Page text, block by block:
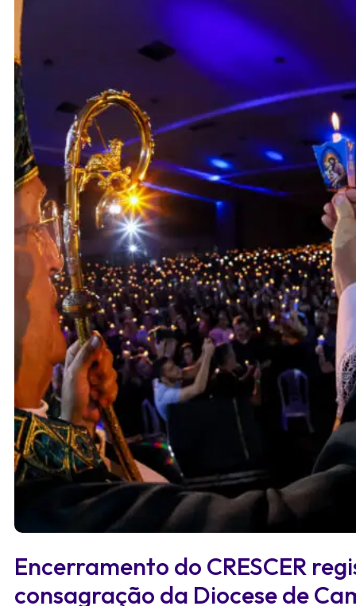
Encerramento do CRESCER
consagração da Diocese de